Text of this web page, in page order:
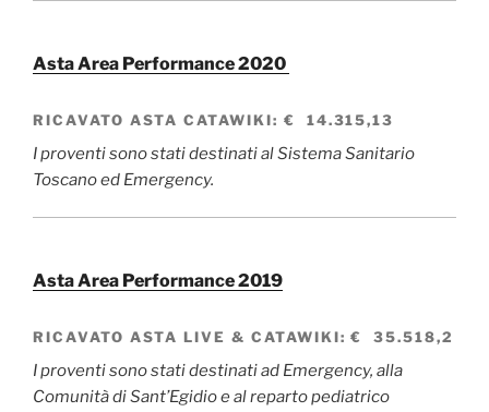
Asta Area Performance 2020
RICAVATO ASTA CATAWIKI: € 14.315,13
I proventi sono stati destinati al Sistema Sanitario
Toscano ed Emergency.
Asta Area Performance 2019
RICAVATO ASTA LIVE & CATAWIKI: € 35.518,2
I proventi sono stati destinati ad Emergency, alla
Comunità di Sant’Egidio e al reparto pediatrico